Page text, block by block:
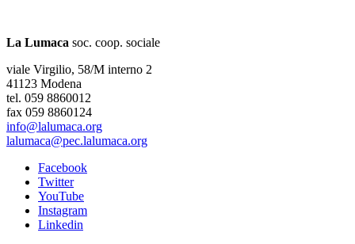
La Lumaca soc. coop. sociale
viale Virgilio, 58/M interno 2
41123 Modena
tel. 059 8860012
fax 059 8860124
info@lalumaca.org
lalumaca@pec.lalumaca.org
Facebook
Twitter
YouTube
Instagram
Linkedin